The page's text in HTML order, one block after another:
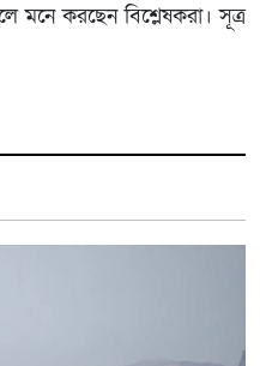
মনে করছেন বিশ্লেষকরা। সূত্র